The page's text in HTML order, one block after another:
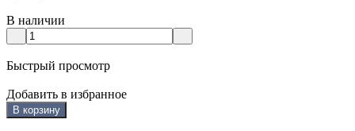
В наличии
Быстрый просмотр
Добавить в избранное
В корзину